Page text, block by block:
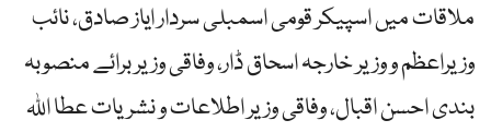
ملاقات میں اسپیکر قومی اسمبلی سردار ایاز صادق، نائب
وزیراعظم و وزیر خارجہ اسحاق ڈار، وفاقی وزیر برائے منصوبہ
بندی احسن اقبال، وفاقی وزیر اطلاعات و نشریات عطا اللہ